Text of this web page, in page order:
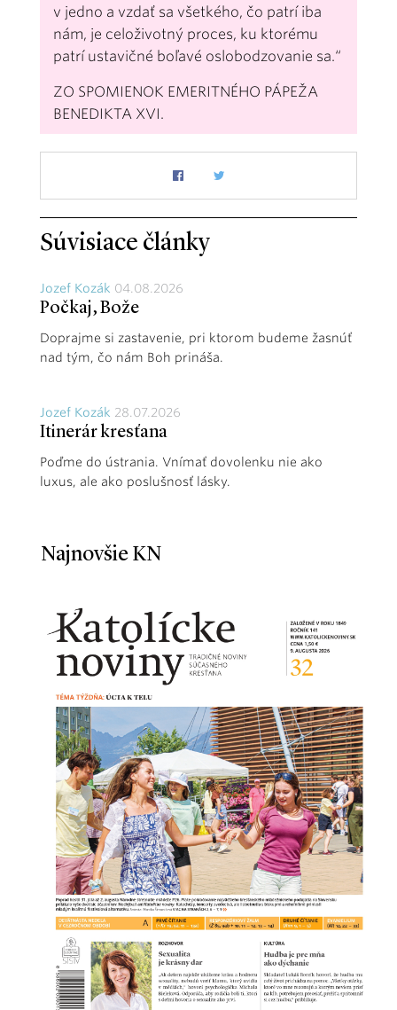
v jedno a vzdať sa všetkého, čo patrí iba
nám, je celoživotný proces, ku ktorému
patrí ustavičné boľavé oslobodzovanie sa.“
ZO SPOMIENOK EMERITNÉHO PÁPEŽA
BENEDIKTA XVI.
Súvisiace články
Jozef Kozák 04.08.2026
Počkaj, Bože
Doprajme si zastavenie, pri ktorom budeme žasnúť
nad tým, čo nám Boh prináša.
Jozef Kozák 28.07.2026
Itinerár kresťana
Poďme do ústrania. Vnímať dovolenku nie ako
luxus, ale ako poslušnosť lásky.
Najnovšie KN